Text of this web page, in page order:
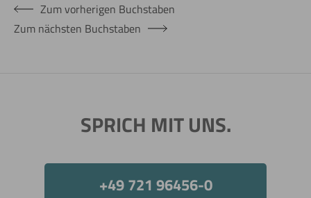
Zum vorherigen Buchstaben
Zum nächsten Buchstaben
SPRICH MIT UNS.
+49 721 96456-0